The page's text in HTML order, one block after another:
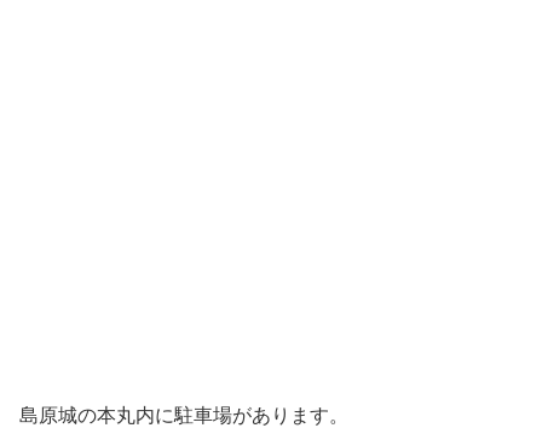
島原城の本丸内に駐車場があります。